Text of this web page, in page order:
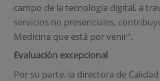
campo de la tecnología digital, a
servicios no presenciales,
Medicina que está por venir".
Evaluación excepcional
Por su parte, la directora de